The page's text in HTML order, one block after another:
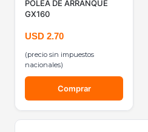
POLEA DE ARRANQUE
GX160
USD 2.70
(precio sin impuestos
nacionales)
Comprar